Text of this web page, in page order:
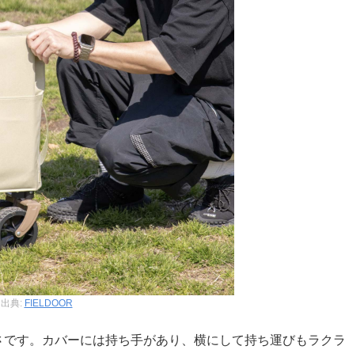
出典: FIELDOOR
す。カバーには持ち手があり、横にして持ち運びもラクラ